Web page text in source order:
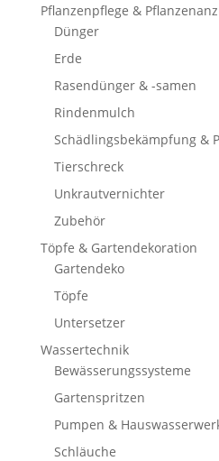
Pflanzenpflege &
Dünger
Erde
Rasendünger & -samen
Rindenmulch
Schädlingsbekämpfung &
Tierschreck
Unkrautvernichter
Zubehör
Töpfe & Gartendekoration
Gartendeko
Töpfe
Untersetzer
Wassertechnik
Bewässerungssysteme
Gartenspritzen
Pumpen &
Schläuche